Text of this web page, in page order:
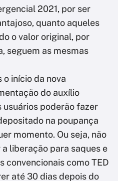
2021, por ser
quanto aqueles
o valor original, por
seguem as mesmas
o início da nova
do auxílio
usuários poderão fazer
na poupança
momento. Ou seja, não
liberação para saques e
convencionais como TED
até 30 dias depois do